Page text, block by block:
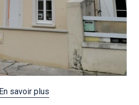
En savoir plus